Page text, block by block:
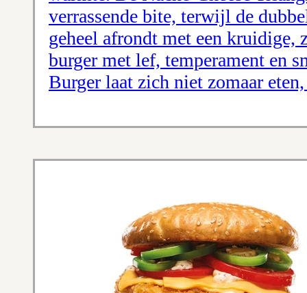
verrassende bite, terwijl de
geheel afrondt met een kruidige,
burger met lef, temperament en
Burger laat zich niet zomaar